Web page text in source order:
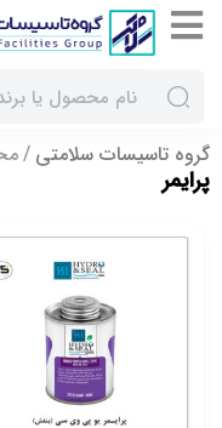
گروه تاسیسات سلامتی
پرایمر